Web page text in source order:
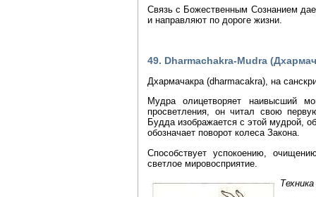
Связь с Божественным Сознанием
и направляют по дороге жизни.
49. Dharmachakra-Mudra
Дхармачакра (dharmacakra), на
Мудра олицетворяет наивысший
просветления, он читал свою
Будда изображается с этой мудрой,
обозначает поворот колеса Закона.
Способствует успокоению,
светлое мировосприятие.